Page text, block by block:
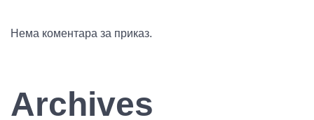
Нема коментара за приказ.
Archives